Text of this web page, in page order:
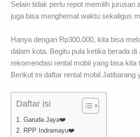
Selain tidak perlu repot memilih jurusan
juga bisa menghemat waktu sekaligus
Hanya dengan Rp300.000, kita bisa
dalam kota. Begitu pula ketika berada di
rekomendasi rental mobil yang bisa kita
Berikut ini daftar rental mobil Jatibarang
Daftar isi
1. Garuda Jaya❤️️
2. RPP Indramayu❤️️